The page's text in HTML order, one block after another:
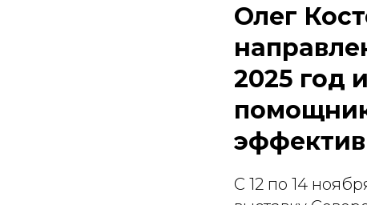
Олег
2025 год
С 12 по 14